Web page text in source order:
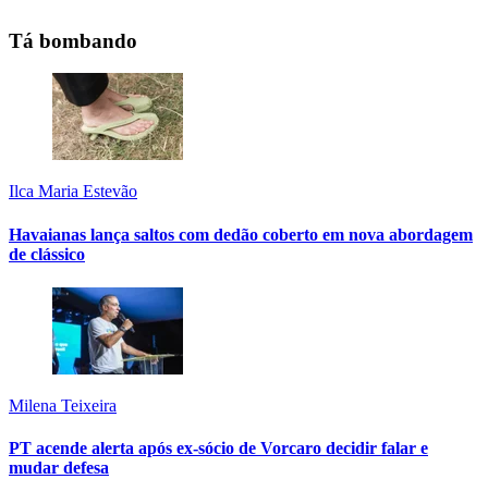
Tá bombando
Ilca Maria Estevão
Havaianas lança saltos com dedão coberto em nova abordagem
de clássico
Milena Teixeira
PT acende alerta após ex-sócio de Vorcaro decidir falar e
mudar defesa